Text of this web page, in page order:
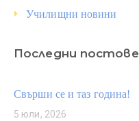
Училищни новини
Последни постове
Свърши се и таз година!
5 юли, 2026